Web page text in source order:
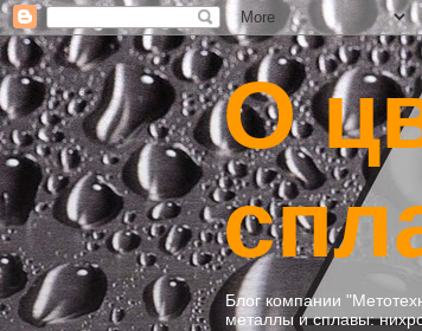
О
Блог компании
металлы и сплавы: